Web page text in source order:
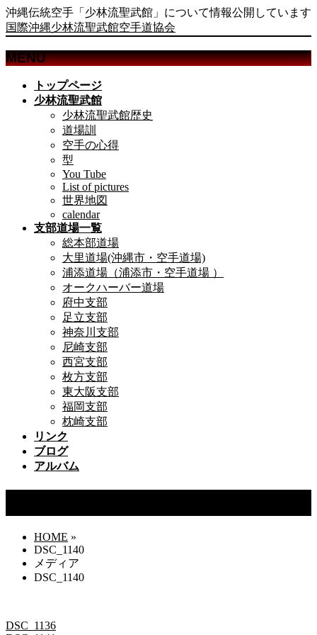
沖縄伝統空手「少林流聖武館」について情報公開しています
国際沖縄少林流聖武館空手道協会
MENU
トップページ
少林流聖武館
少林流聖武館歴史
道場訓
空手の心得
型
You Tube
List of pictures
世界地図
calendar
支部道場一覧
総本部道場
大里道場(沖縄市・空手道場)
浦添道場（浦添市・空手道場 ）
オークハーバー道場
府中支部
足立支部
神奈川支部
尼崎支部
西宮支部
枚方支部
東大阪支部
福岡支部
枕崎支部
リンク
ブログ
アルバム
HOME »
DSC_1140
メディア
DSC_1140
DSC_1136